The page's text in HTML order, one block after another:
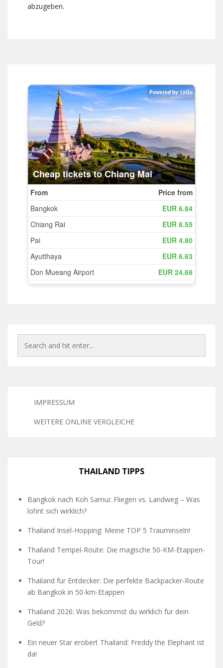
abzugeben.
IMPRESSUM
WEITERE ONLINE VERGLEICHE
THAILAND TIPPS
Bangkok nach Koh Samui: Fliegen vs. Landweg – Was
lohnt sich wirklich?
Thailand Insel-Hopping: Meine TOP 5 Trauminseln!
Thailand Tempel-Route: Die magische 50-KM-Etappen-
Tour!
Thailand für Entdecker: Die perfekte Backpacker-Route
ab Bangkok in 50-km-Etappen
Thailand 2026: Was bekommst du wirklich für dein
Geld?
Ein neuer Star erobert Thailand: Freddy the Elephant ist
da!